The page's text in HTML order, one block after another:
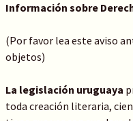
Información sobre
(Por favor lea este aviso
objetos)
La legislación uruguaya
toda creación literaria,